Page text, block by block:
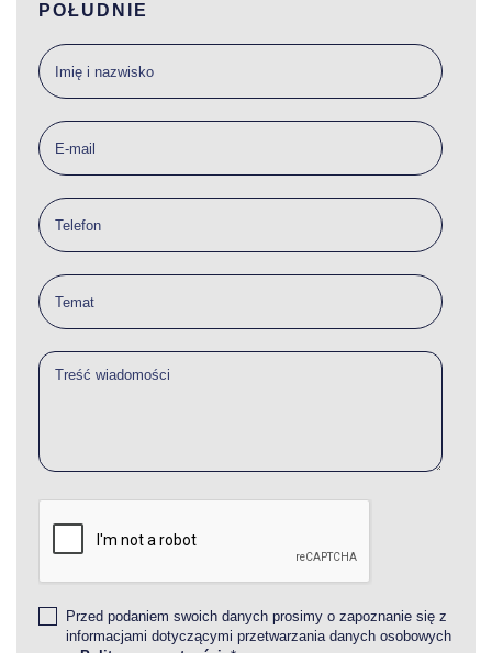
POŁUDNIE
Przed podaniem swoich danych prosimy o zapoznanie się z
informacjami dotyczącymi przetwarzania danych osobowych